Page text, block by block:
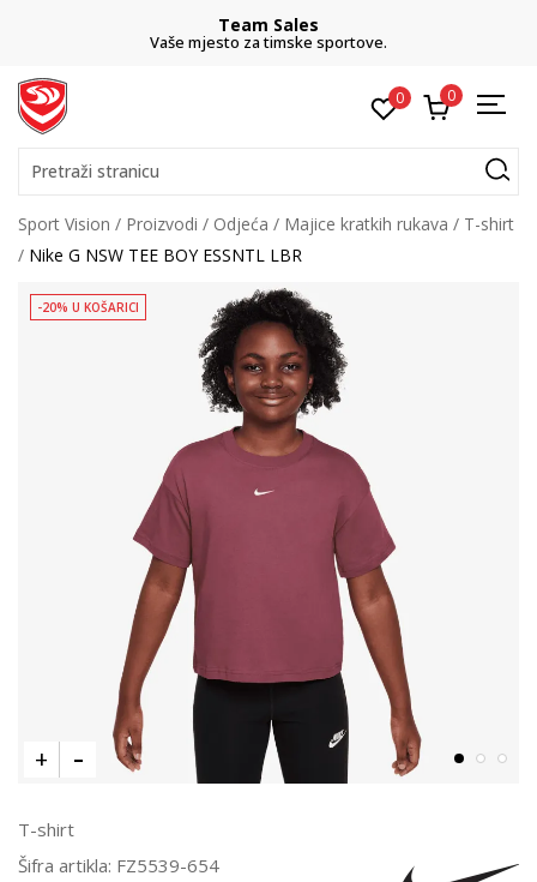
Team Sales
Vaše mjesto za timske sportove.
0 0
Pretraži stranicu
Sport Vision Proizvodi Odjeća Majice kratkih rukava
T-shirt
Nike G NSW TEE BOY ESSNTL LBR
-20% U KOŠARICI
T-shirt
Šifra artikla: FZ5539-654